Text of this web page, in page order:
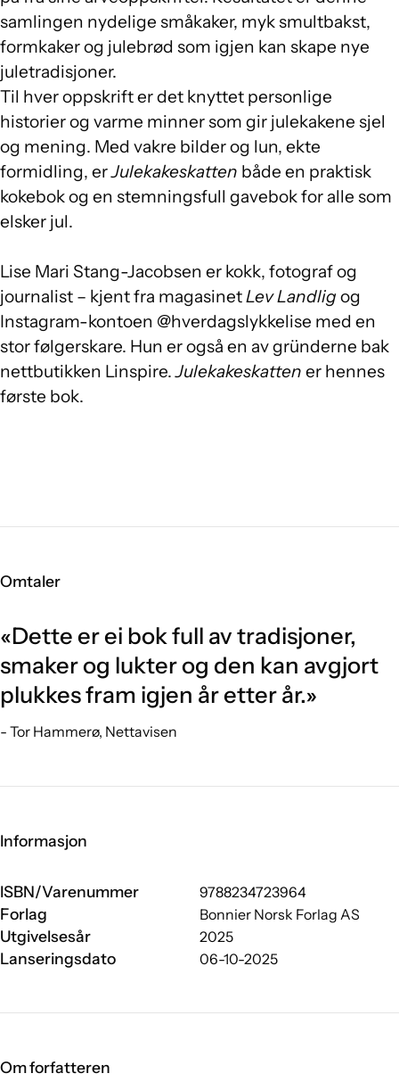
samlingen nydelige småkaker, myk smultbakst,
formkaker og julebrød som igjen kan skape nye
juletradisjoner.
Til hver oppskrift er det knyttet personlige
historier og varme minner som gir julekakene sjel
og mening. Med vakre bilder og lun, ekte
formidling, erJulekakeskatten både en praktisk
kokebok og en stemningsfull gavebok for alle som
elsker jul.
Lise Mari Stang-Jacobsen er kokk, fotograf og
journalist – kjent fra magasinetLev Landligog
Instagram-kontoen @hverdagslykkelise med en
stor følgerskare. Hun er også en av gründerne bak
nettbutikken Linspire.Julekakeskatten er hennes
første bok.
Omtaler
«Dette er ei bok full av tradisjoner,
smaker og lukter og den kan avgjort
plukkes fram igjen år etter år.»
- Tor Hammerø, Nettavisen
Informasjon
ISBN/Varenummer 9788234723964
Forlag Bonnier Norsk Forlag AS
Utgivelsesår 2025
Lanseringsdato 06-10-2025
Om forfatteren